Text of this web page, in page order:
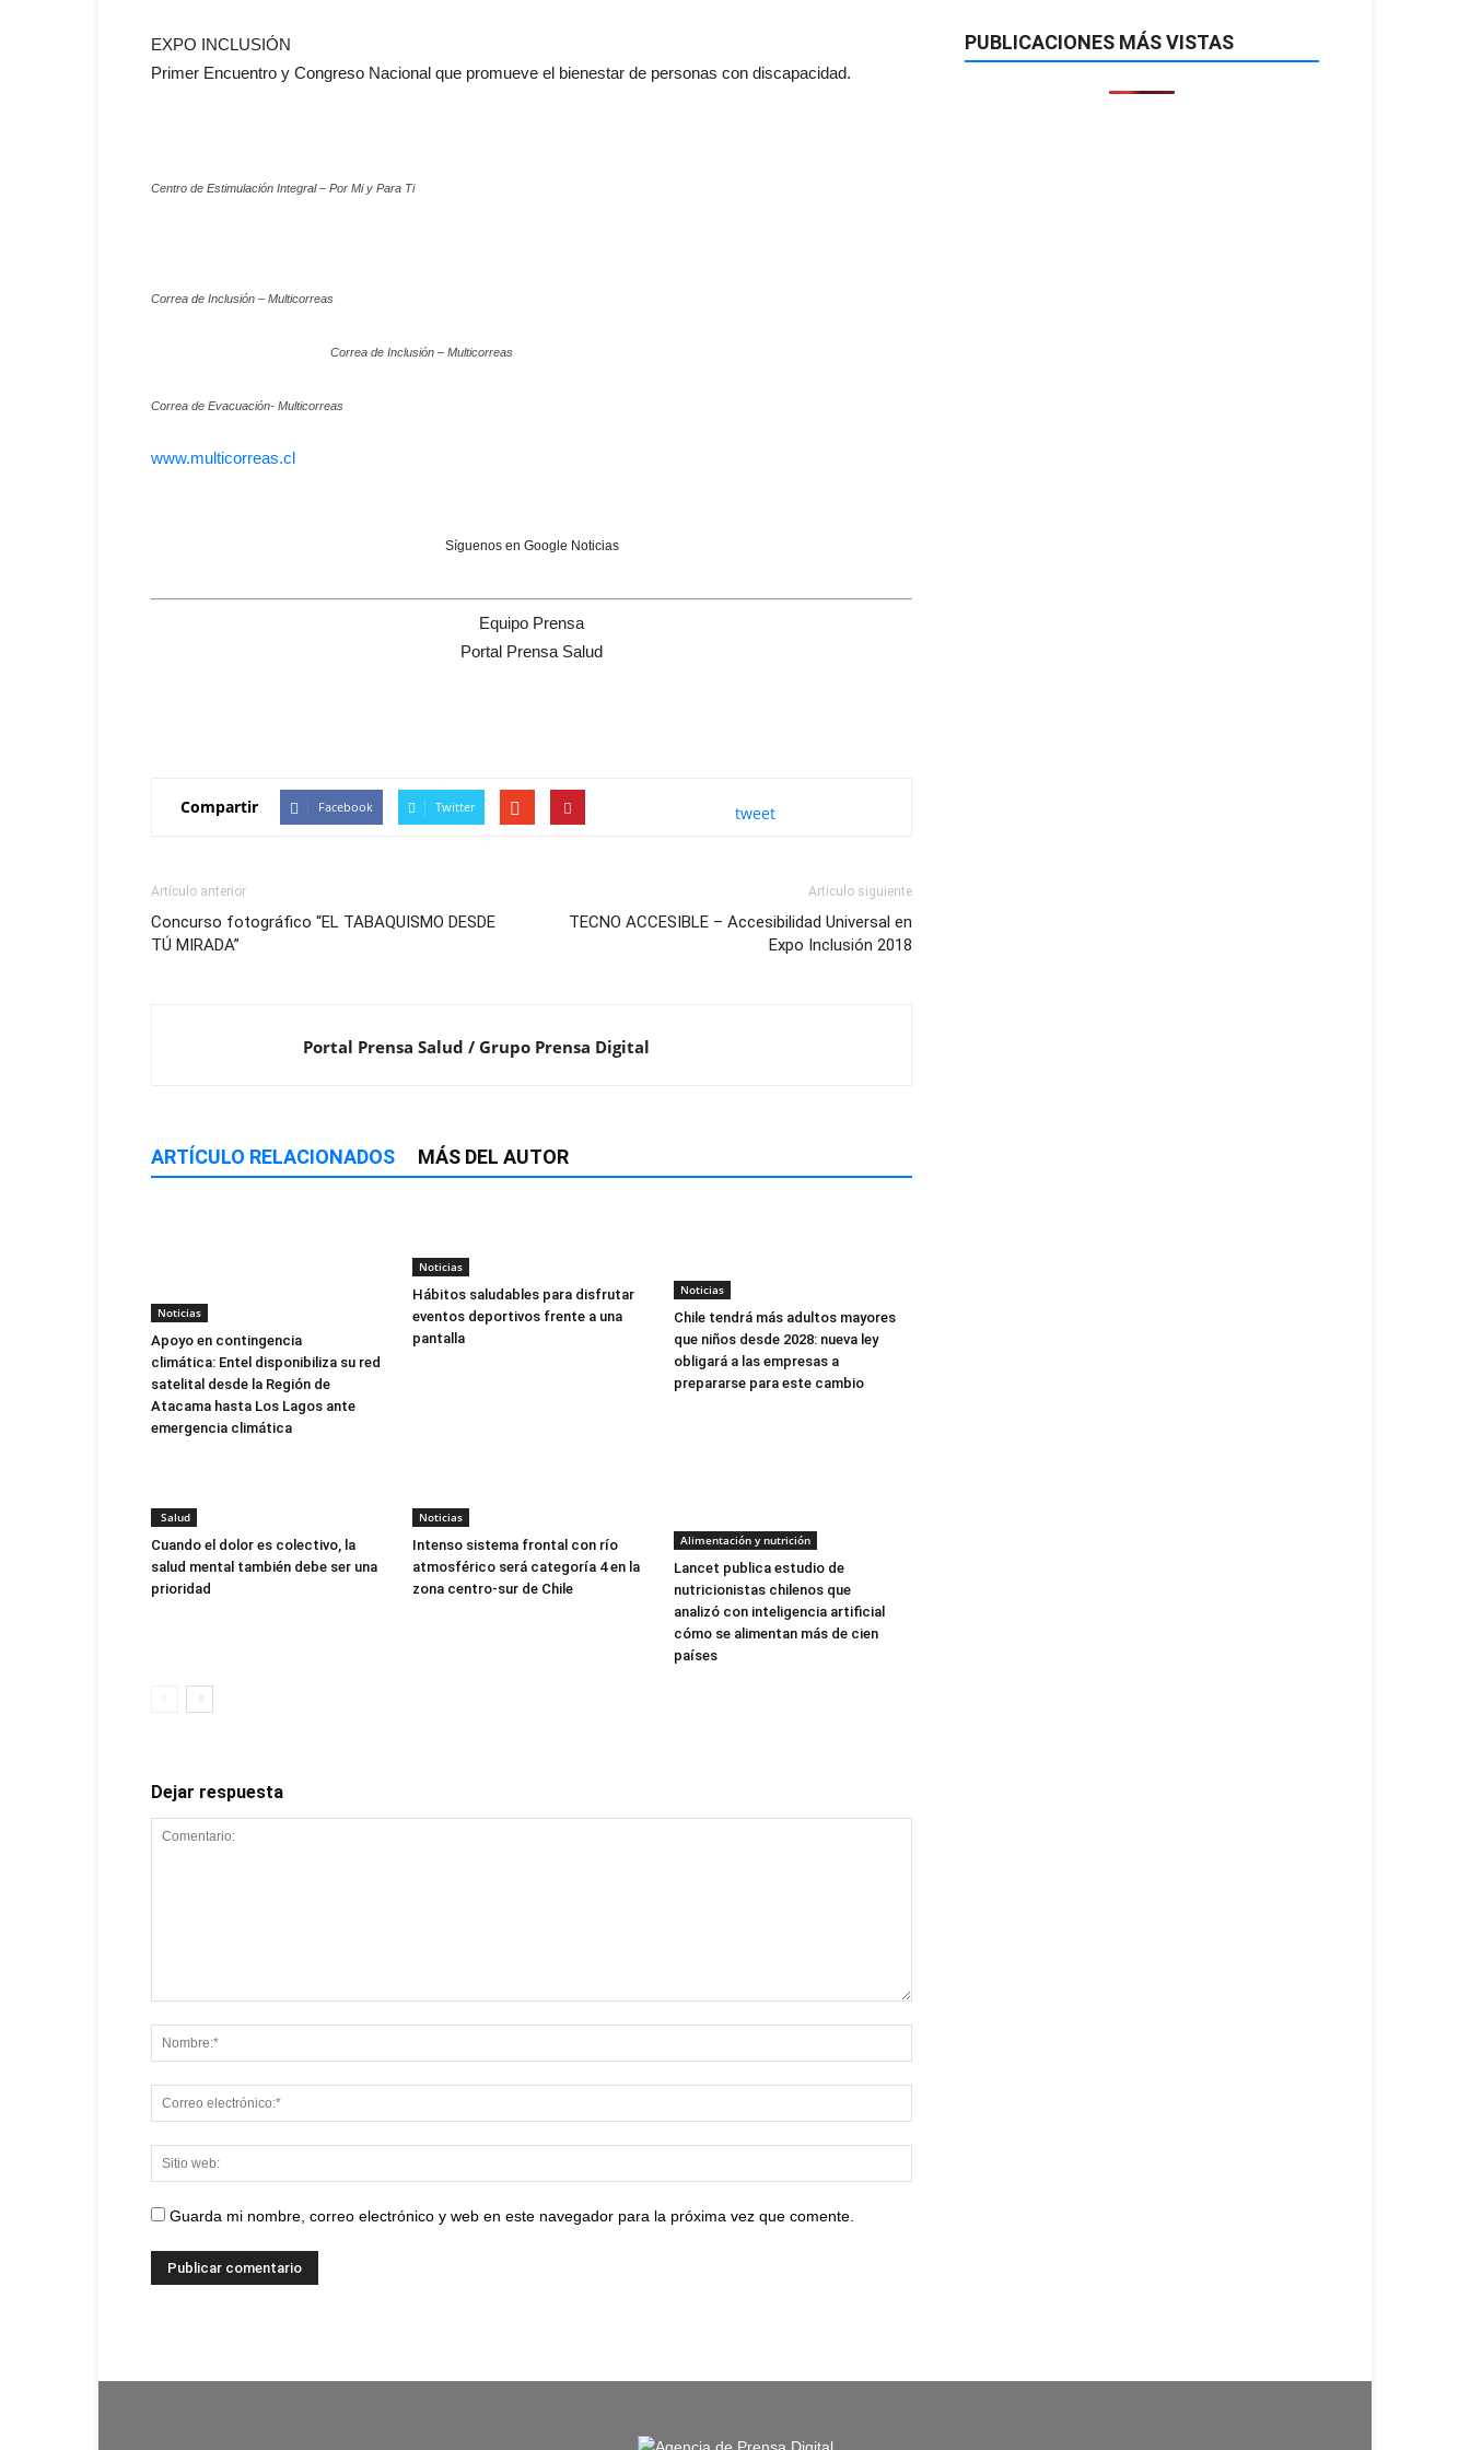
EXPO INCLUSIÓN
Primer Encuentro y Congreso Nacional que promueve el bienestar de personas con discapacidad.
Centro de Estimulación Integral – Por Mi y Para Ti
Correa de Inclusión – Multicorreas
Correa de Inclusión – Multicorreas
Correa de Evacuación- Multicorreas
www.multicorreas.cl
Síguenos en Google Noticias
Equipo Prensa
Portal Prensa Salud
Compartir Facebook Twitter tweet
Artículo anterior
Concurso fotográfico “EL TABAQUISMO DESDE
TÚ MIRADA”
Artículo siguiente
TECNO ACCESIBLE – Accesibilidad Universal en
Expo Inclusión 2018
Portal Prensa Salud / Grupo Prensa Digital
ARTÍCULO RELACIONADOS MÁS DEL AUTOR
Noticias
Apoyo en contingencia
climática: Entel disponibiliza su red
satelital desde la Región de
Atacama hasta Los Lagos ante
emergencia climática
Noticias
Hábitos saludables para disfrutar
eventos deportivos frente a una
pantalla
Noticias
Chile tendrá más adultos mayores
que niños desde 2028: nueva ley
obligará a las empresas a
prepararse para este cambio
Salud
Cuando el dolor es colectivo, la
salud mental también debe ser una
prioridad
Noticias
Intenso sistema frontal con río
atmosférico será categoría 4 en la
zona centro-sur de Chile
Alimentación y nutrición
Lancet publica estudio de
nutricionistas chilenos que
analizó con inteligencia artificial
cómo se alimentan más de cien
países
Dejar respuesta
Guarda mi nombre, correo electrónico y web en este navegador para la próxima vez que comente.
PUBLICACIONES MÁS VISTAS